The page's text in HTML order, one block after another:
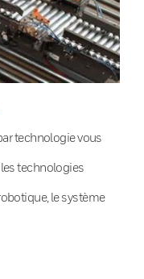
technologie vous
technologies
le système